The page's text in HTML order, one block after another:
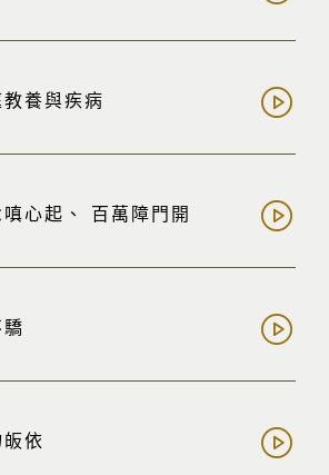
養與疾病
心起、 百萬障門開
依